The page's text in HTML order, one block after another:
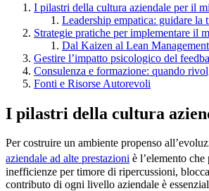
I pilastri della cultura aziendale per il
Leadership empatica: guidare la
Strategie pratiche per implementare il
Dal Kaizen al Lean
Gestire l’impatto psicologico del
Consulenza e formazione: quando
Fonti e Risorse Autorevoli
I pilastri della cultura
Per costruire un ambiente propenso
aziendale ad alte prestazioni è l’elemento
inefficienze per timore di ripercussioni,
contributo di ogni livello aziendale è